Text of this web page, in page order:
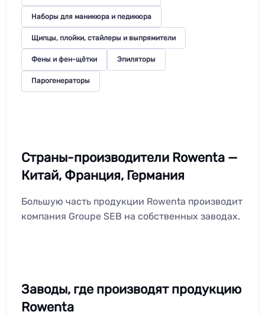
Наборы для маникюра и педикюра
Щипцы, плойки, стайлеры и выпрямители
Фены и фен-щётки Эпиляторы
Парогенераторы
Страны-производители Rowenta —
Китай, Франция, Германия
Большую часть продукции Rowenta производит
компания Groupe SEB на собственных заводах.
Заводы, где производят продукцию
Rowenta